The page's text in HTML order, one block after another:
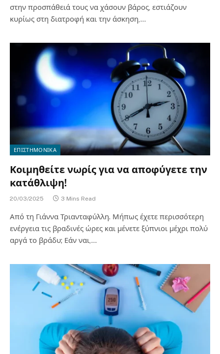
στην προσπάθειά τους να χάσουν βάρος, εστιάζουν
κυρίως στη διατροφή και την άσκηση,…
ΕΠΙΣΤΗΜΟΝΙΚΑ
Κοιμηθείτε νωρίς για να αποφύγετε την
κατάθλιψη!
20/03/2025 3 Mins Read
Από τη Γιάννα Τριανταφύλλη. Μήπως έχετε περισσότερη
ενέργεια τις βραδινές ώρες και μένετε ξύπνιοι μέχρι πολύ
αργά το βράδυ; Εάν ναι,…